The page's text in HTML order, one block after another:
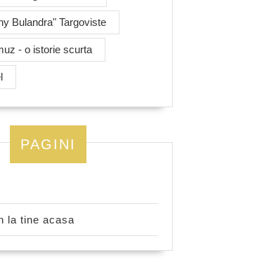
Bulandra" Targoviste
- o istorie scurta
PAGINI
la tine acasa